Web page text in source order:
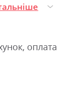
оплата